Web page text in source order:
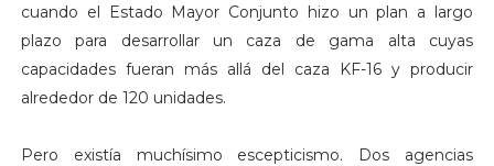
cuando el Estado Mayor Conjunto hizo un plan a largo
plazo para desarrollar un caza de gama alta cuyas
capacidades fueran más allá del caza KF-16 y producir
alrededor de 120 unidades.
Pero existía muchísimo escepticismo. Dos agencias